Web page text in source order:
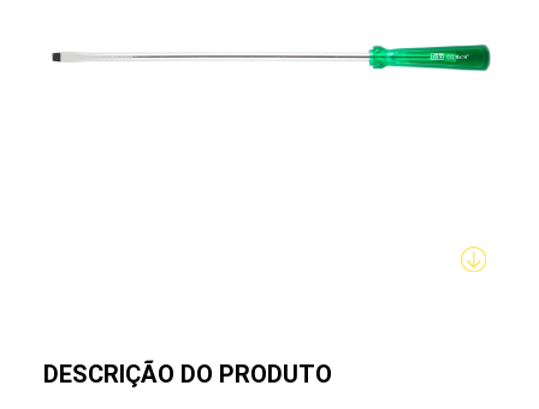
DESCRIÇÃO DO PRODUTO